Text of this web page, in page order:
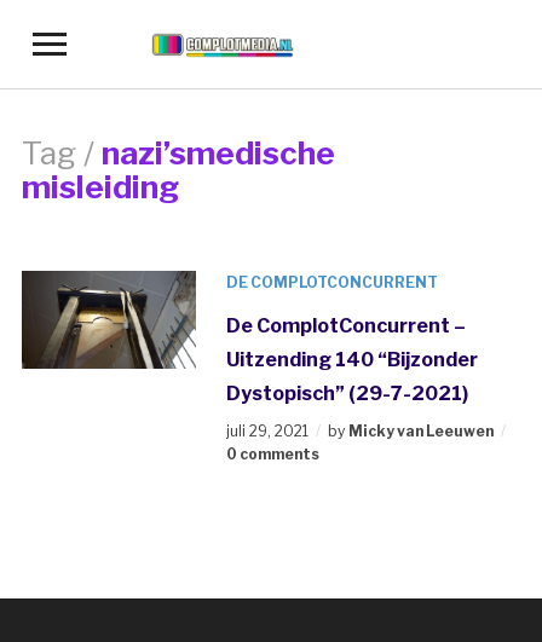
Toggle
navigation
Tag / nazi’smedische
misleiding
DE COMPLOTCONCURRENT
De ComplotConcurrent –
Uitzending 140 “Bijzonder
Dystopisch” (29-7-2021)
juli 29, 2021 by Micky van Leeuwen
0 comments